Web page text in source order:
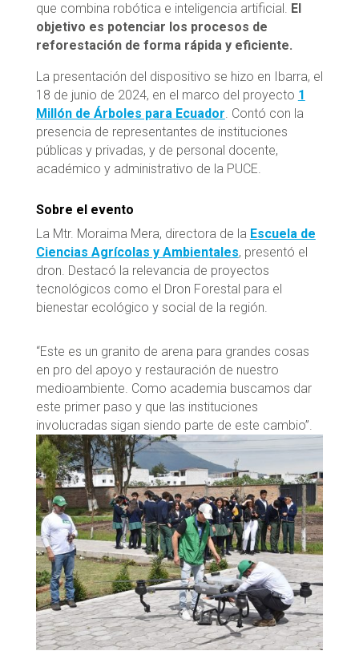
que combina robótica e inteligencia artificial. El
objetivo es potenciar los procesos de
reforestación de forma rápida y eficiente.
La presentación del dispositivo se hizo en Ibarra, el
18 de junio de 2024, en el marco del proyecto 1
Millón de Árboles para Ecuador. Contó con la
presencia de representantes de instituciones
públicas y privadas, y de personal docente,
académico y administrativo de la PUCE.
Sobre el evento
La Mtr. Moraima Mera, directora de la Escuela de
Ciencias Agrícolas y Ambientales, presentó el
dron. Destacó la relevancia de proyectos
tecnológicos como el Dron Forestal para el
bienestar ecológico y social de la región.
“Este es un granito de arena para grandes cosas
en pro del apoyo y restauración de nuestro
medioambiente. Como academia buscamos dar
este primer paso y que las instituciones
involucradas sigan siendo parte de este cambio”.